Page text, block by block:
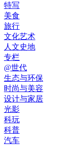
特写
美食
旅行
文化艺术
人文史地
专栏
@世代
生态与环保
时尚与美容
设计与家居
光影
科玩
科普
汽车